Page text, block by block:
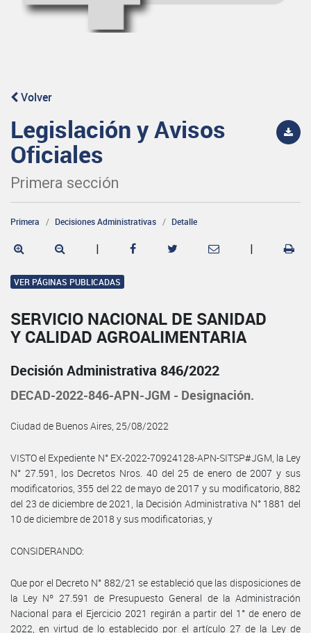
Volver
Legislación y Avisos
Oficiales
Primera sección
Primera Decisiones Administrativas Detalle
| |
VER PÁGINAS PUBLICADAS
SERVICIO NACIONAL DE SANIDAD
Y CALIDAD AGROALIMENTARIA
Decisión Administrativa 846/2022
DECAD-2022-846-APN-JGM - Designación.
Ciudad de Buenos Aires, 25/08/2022
VISTO el Expediente N° EX-2022-70924128-APN-SITSP#JGM, la Ley
N° 27.591, los Decretos Nros. 40 del 25 de enero de 2007 y sus
modificatorios, 355 del 22 de mayo de 2017 y su modificatorio, 882
del 23 de diciembre de 2021, la Decisión Administrativa N° 1881 del
10 de diciembre de 2018 y sus modificatorias, y
CONSIDERANDO:
Que por el Decreto N° 882/21 se estableció que las disposiciones de
la Ley Nº 27.591 de Presupuesto General de la Administración
Nacional para el Ejercicio 2021 regirán a partir del 1° de enero de
2022, en virtud de lo establecido por el artículo 27 de la Ley de